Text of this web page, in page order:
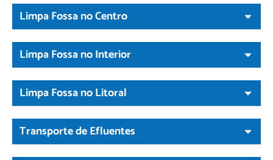
Limpa Fossa no Centro
Limpa Fossa no Interior
Limpa Fossa no Litoral
Transporte de Efluentes